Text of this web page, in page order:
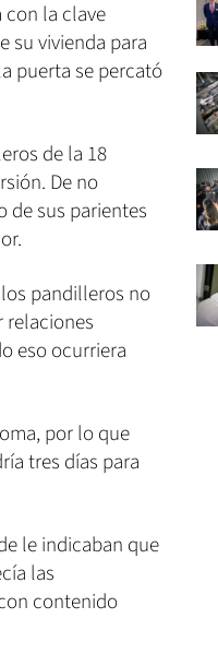
con la clave
su vivienda para
puerta se percató
de la 18
De no
de sus parientes
pandilleros no
relaciones
eso ocurriera
por lo que
tres días para
le indicaban que
las
contenido